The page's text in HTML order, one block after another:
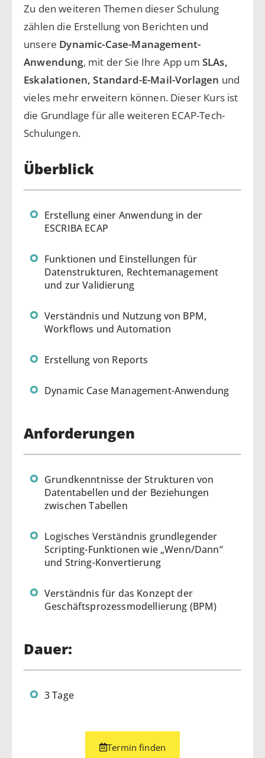
Zu den weiteren Themen dieser Schulung
zählen die Erstellung von Berichten und
unsere Dynamic-Case-Management-
Anwendung, mit der Sie Ihre App um SLAs,
Eskalationen, Standard-E-Mail-Vorlagen und
vieles mehr erweitern können. Dieser Kurs ist
die Grundlage für alle weiteren ECAP-Tech-
Schulungen.
Überblick
Erstellung einer Anwendung in der
ESCRIBA ECAP
Funktionen und Einstellungen für
Datenstrukturen, Rechtemanagement
und zur Validierung
Verständnis und Nutzung von BPM,
Workflows und Automation
Erstellung von Reports
Dynamic Case Management-Anwendung
Anforderungen
Grundkenntnisse der Strukturen von
Datentabellen und der Beziehungen
zwischen Tabellen
Logisches Verständnis grundlegender
Scripting-Funktionen wie „Wenn/Dann“
und String-Konvertierung
Verständnis für das Konzept der
Geschäftsprozessmodellierung (BPM)
Dauer:
3 Tage
Termin finden